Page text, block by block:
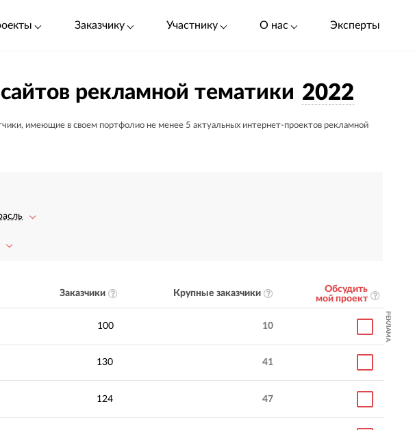
Заказчику Участнику О нас Эксперты
рекламной тематики 2022
имеющие в своем портфолио не менее 5 актуальных интернет-проектов рекламной
Заказчики Крупные заказчики
Обсудить
мой проект
100 10 РЕКЛАМА
130 41
124 47